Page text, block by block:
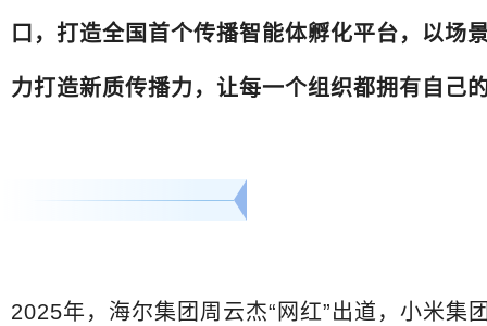
口，打造全国首个传播智能体孵化平台，以场
力打造新质传播力，让每一个组织都拥有自己
2025年，海尔集团周云杰“网红”出道，小米